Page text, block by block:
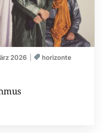
2026 horizonte